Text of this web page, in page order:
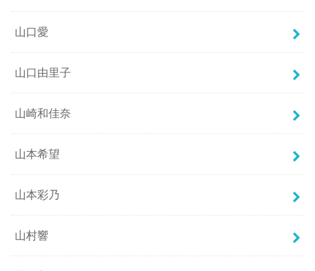
山口愛
山口由里子
山崎和佳奈
山本希望
山本彩乃
山村響